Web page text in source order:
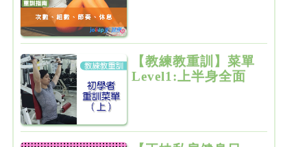
【教練教重訓】菜單
Level1:上半身全面